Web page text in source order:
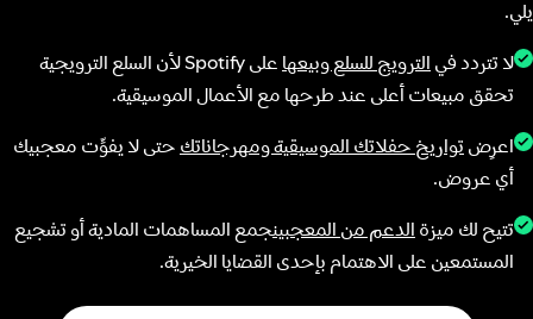
يلي.
لا تتردد في الترويج للسلع وبيعها
على Spotify لأن السلع الترويجية
تحقق مبيعات أعلى عند طرحها مع الأعمال الموسيقية.
اعرِض تواريخ حفلاتك الموسيقية ومهرجاناتك حتى لا يفوِّت معجبيك
أي عروض.
تتيح لك ميزة الدعم من المعجبينجمع المساهمات المادية أو تشجيع
المستمعين على الاهتمام بإحدى القضايا الخيرية.